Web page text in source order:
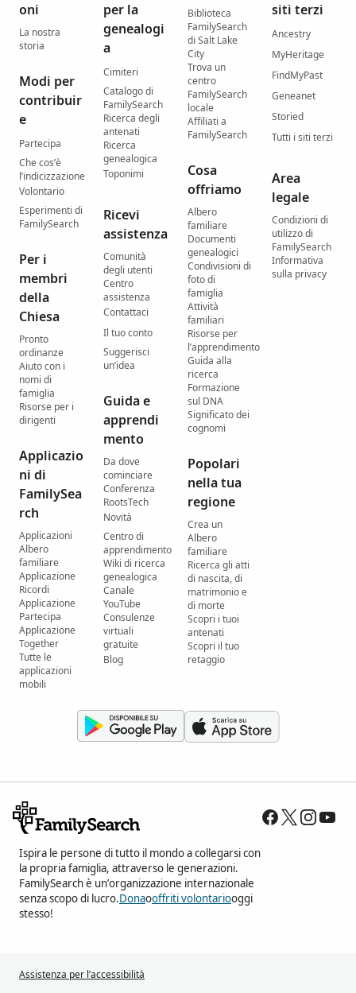
oni
La nostra
storia
Modi per
contribuir
e
Partecipa
Che cos’è
l’indicizzazione
Volontario
Esperimenti di
FamilySearch
Per i
membri
della
Chiesa
Pronto
ordinanze
Aiuto con i
nomi di
famiglia
Risorse per i
dirigenti
Applicazio
ni di
FamilySea
rch
Applicazioni
Albero
familiare
Applicazione
Ricordi
Applicazione
Partecipa
Applicazione
Together
Tutte le
applicazioni
mobili
per la
genealogi
a
Cimiteri
Catalogo di
FamilySearch
Ricerca degli
antenati
Ricerca
genealogica
Toponimi
Ricevi
assistenza
Comunità
degli utenti
Centro
assistenza
Contattaci
Il tuo conto
Suggerisci
un’idea
Guida e
apprendi
mento
Da dove
cominciare
Conferenza
RootsTech
Novità
Centro di
apprendimento
Wiki di ricerca
genealogica
Canale
YouTube
Consulenze
virtuali
gratuite
Blog
Biblioteca
FamilySearch
di Salt Lake
City
Trova un
centro
FamilySearch
locale
Affiliati a
FamilySearch
Cosa
offriamo
Albero
familiare
Documenti
genealogici
Condivisioni di
foto di
famiglia
Attività
familiari
Risorse per
l’apprendimento
Guida alla
ricerca
Formazione
sul DNA
Significato dei
cognomi
Popolari
nella tua
regione
Crea un
Albero
familiare
Ricerca gli atti
di nascita, di
matrimonio e
di morte
Scopri i tuoi
antenati
Scopri il tuo
retaggio
siti terzi
Ancestry
MyHeritage
FindMyPast
Geneanet
Storied
Tutti i siti terzi
Area
legale
Condizioni di
utilizzo di
FamilySearch
Informativa
sulla privacy
Ispira le persone di tutto il mondo a collegarsi con
la propria famiglia, attraverso le generazioni.
FamilySearch è un’organizzazione internazionale
senza scopo di lucro.Donaooffriti volontariooggi
stesso!
Assistenza per l’accessibilità